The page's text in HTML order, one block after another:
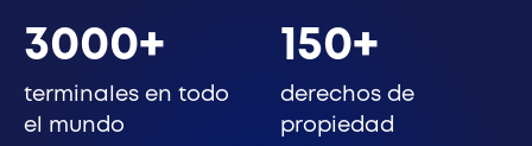
3000+
terminales en todo
el mundo
150+
derechos de
propiedad